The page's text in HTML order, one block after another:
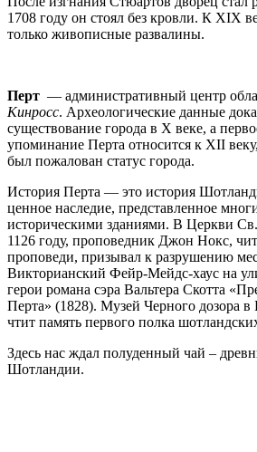
1708 году он стоял без кровли. К XIX
только живописные развалины.
Перт — административный центр
Кинросс. Археологические данные
существование города в X веке, а
упоминание Перта относится к XII
был пожалован статус города.
История Перта — это история
ценное наследие, представленное
историческими зданиями. В Церкви
1126 году, проповедник Джон Нокс,
проповеди, призывал к разрушению
Викторианский Фейр-Мейдс-хаус на
герои романа сэра Вальтера Скотта
Перта» (1828). Музей Черного дозора в
чтит память первого полка
Здесь нас ждал полуденный чай –
Шотландии.